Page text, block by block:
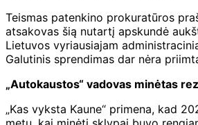
Teismas patenkino prokuratūros
atsakovas šią nutartį apskundė
Lietuvos vyriausiajam
Galutinis sprendimas dar nėra
„Autokaustos“ vadovas minėtas
„Kas vyksta Kaune“ primena, kad